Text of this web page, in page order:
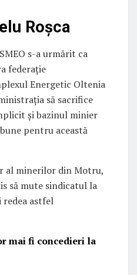
Roșca
s-a urmărit ca
federație
Energetic Oltenia
să sacrifice
și bazinul minier
pentru această
al minerilor din Motru,
să mute sindicatul la
redea astfel
mai fi concedieri la